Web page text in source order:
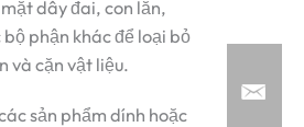
dây đai, con lăn,
phận khác để loại bỏ
và cặn vật liệu.
sản phẩm dính hoặc